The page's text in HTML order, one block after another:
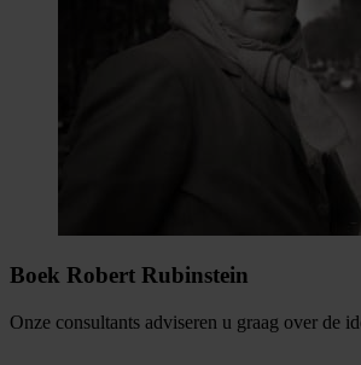
Boek Robert Rubinstein
Onze consultants adviseren u graag over de